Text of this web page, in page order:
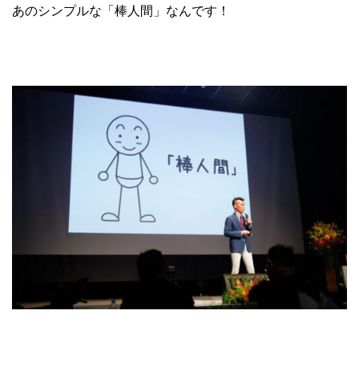
あのシンプルな「棒人間」なんです！